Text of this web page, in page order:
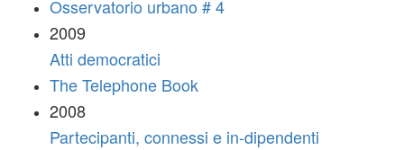
Osservatorio urbano # 4
2009
Atti democratici
The Telephone Book
2008
Partecipanti, connessi e in-dipendenti